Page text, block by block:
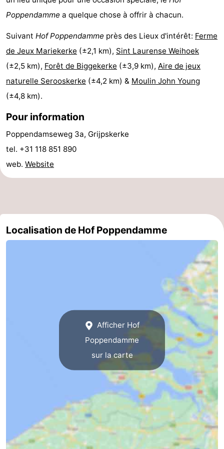
-
Stationnement
Adresses
Médicales
Région
Zeeland
Duiveland
-
Renesse
-
Brouwershaven
-
Nature
-
Mantelingen
Westkapelle
Zoutelande
-
Poppendamme a quelque chose à offrir à chacun.
Suivant Hof Poppendamme près des Lieux d'intérêt: Ferme
de Jeux Mariekerke (±2,1 km), Sint Laurense Weihoek
(±2,5 km), Forêt de Biggekerke (±3,9 km), Aire de jeux
naturelle Serooskerke (±4,2 km) & Moulin John Young
(±4,8 km).
Pour information
Poppendamseweg 3a, Grijpskerke
tel. +31 118 851 890
web. Website
Localisation de Hof Poppendamme
Afficher Hof
Poppendamme
sur la carte